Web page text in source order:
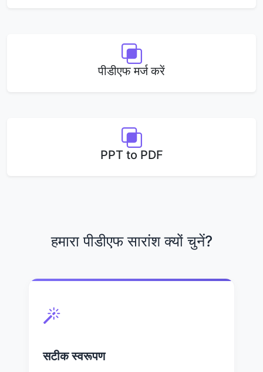
पीडीएफ मर्ज करें
PPT to PDF
हमारा पीडीएफ सारांश क्यों चुनें?
सटीक स्वरूपण